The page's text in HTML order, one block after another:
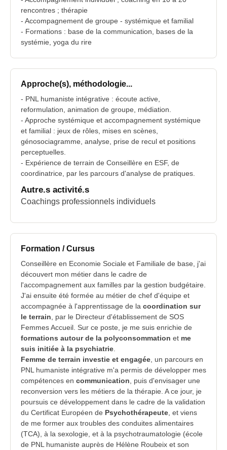
rencontres ; thérapie
- Accompagnement de groupe - systémique et familial
- Formations : base de la communication, bases de la
systémie, yoga du rire
Approche(s), méthodologie...
- PNL humaniste intégrative : écoute active,
reformulation, animation de groupe, médiation.
- Approche systémique et accompagnement systémique
et familial : jeux de rôles, mises en scènes,
génosociagramme, analyse, prise de recul et positions
perceptuelles.
- Expérience de terrain de Conseillère en ESF, de
coordinatrice, par les parcours d'analyse de pratiques.
Autre.s activité.s
Coachings professionnels individuels
Formation / Cursus
Conseillère en Economie Sociale et Familiale de base, j'ai
découvert mon métier dans le cadre de
l'accompagnement aux familles par la gestion budgétaire.
J'ai ensuite été formée au métier de chef d'équipe et
accompagnée à l'apprentissage de la coordination sur
le terrain , par le Directeur d'établissement de SOS
Femmes Accueil. Sur ce poste, je me suis enrichie de
formations autour de la polyconsommation et me
suis initiée à la psychiatrie
Femme de terrain investie et engagée , un parcours en
PNL humaniste intégrative m'a permis de développer mes
compétences en communication , puis d'envisager une
reconversion vers les métiers de la thérapie. A ce jour, je
poursuis ce développement dans le cadre de la validation
du Certificat Européen de Psychothérapeute , et viens
de me former aux troubles des conduites alimentaires
(TCA), à la sexologie, et à la psychotraumatologie (école
de PNL humaniste auprès de Hélène Roubeix et son